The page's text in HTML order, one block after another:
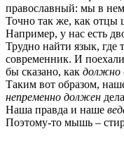
православный: мы в
Точно так же, как отцы
Например, у нас есть
Трудно найти язык, где
современник. И
бы сказано, как должно
Таким вот образом,
непременно должен
Наша правда и наше
Поэтому-то мышь –